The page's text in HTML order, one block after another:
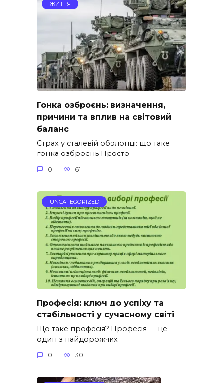
ЖИТТЯ
Гонка озброєнь: визначення,
причини та вплив на світовий
баланс
Страх у сталевій оболонці: що таке
гонка озброєнь Просто
0 61
UNCATEGORIZED
Професія: ключ до успіху та
стабільності у сучасному світі
Що таке професія? Професія — це
один з найдорожчих
0 30